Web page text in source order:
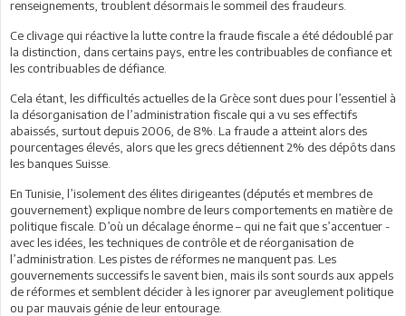
renseignements, troublent désormais le sommeil des fraudeurs.
Ce clivage qui réactive la lutte contre la fraude fiscale a été dédoublé par
la distinction, dans certains pays, entre les contribuables de confiance et
les contribuables de défiance.
Cela étant, les difficultés actuelles de la Grèce sont dues pour l’essentiel à
la désorganisation de l’administration fiscale qui a vu ses effectifs
abaissés, surtout depuis 2006, de 8%. La fraude a atteint alors des
pourcentages élevés, alors que les grecs détiennent 2% des dépôts dans
les banques Suisse.
En Tunisie, l’isolement des élites dirigeantes (députés et membres de
gouvernement) explique nombre de leurs comportements en matière de
politique fiscale. D’où un décalage énorme – qui ne fait que s’accentuer -
avec les idées, les techniques de contrôle et de réorganisation de
l’administration. Les pistes de réformes ne manquent pas. Les
gouvernements successifs le savent bien, mais ils sont sourds aux appels
de réformes et semblent décider à les ignorer par aveuglement politique
ou par mauvais génie de leur entourage.